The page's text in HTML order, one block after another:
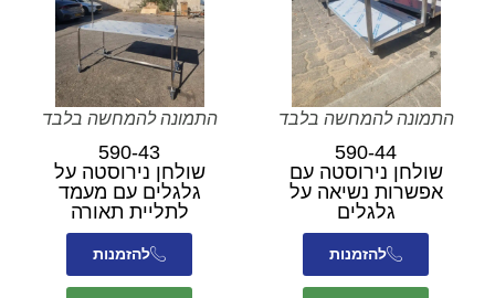
התמונה להמחשה בלבד
590-44
שולחן נירוסטה עם
אפשרות נשיאה על
גלגלים
להזמנות
התמונה להמחשה בלבד
590-43
שולחן נירוסטה על
גלגלים עם מעמד
לתליית תאורה
להזמנות